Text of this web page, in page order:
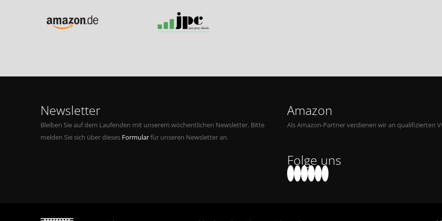
Newsletter
Bleiben Sie auf dem Laufenden mit unserem wöchentlichen Newsletter. Bitte
melden Sie sich über dieses Formularfür unseren Newsletter an.
Amazon
Als Amazon-Partner verdienen wir an qualifizierten
Folge uns